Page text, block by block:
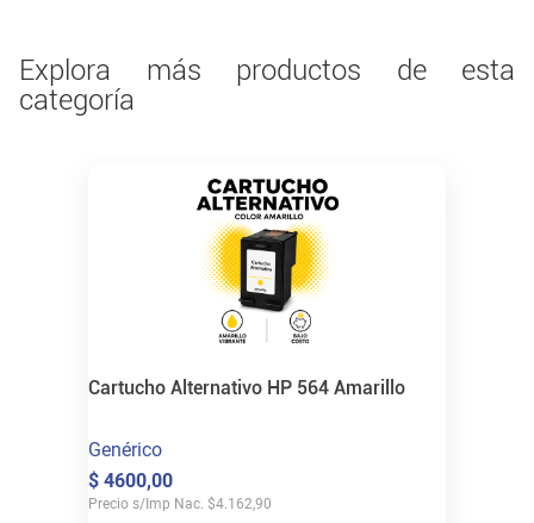
Explora más productos de esta
categoría
Cartucho Alternativo HP 564 Amarillo
Genérico
$ 4600,00
Precio s/Imp Nac. $4.162,90